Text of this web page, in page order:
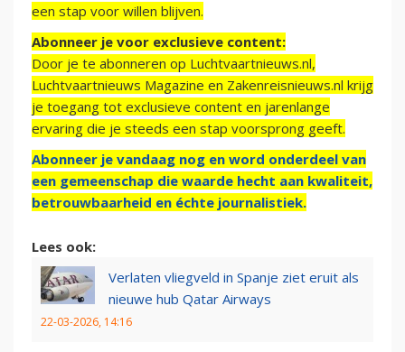
een stap voor willen blijven.
Abonneer je voor exclusieve content:
Door je te abonneren op Luchtvaartnieuws.nl,
Luchtvaartnieuws Magazine en Zakenreisnieuws.nl krijg
je toegang tot exclusieve content en jarenlange
ervaring die je steeds een stap voorsprong geeft.
Abonneer je vandaag nog en word onderdeel van
een gemeenschap die waarde hecht aan kwaliteit,
betrouwbaarheid en échte journalistiek.
Lees ook:
Verlaten vliegveld in Spanje ziet eruit als
nieuwe hub Qatar Airways
22-03-2026, 14:16